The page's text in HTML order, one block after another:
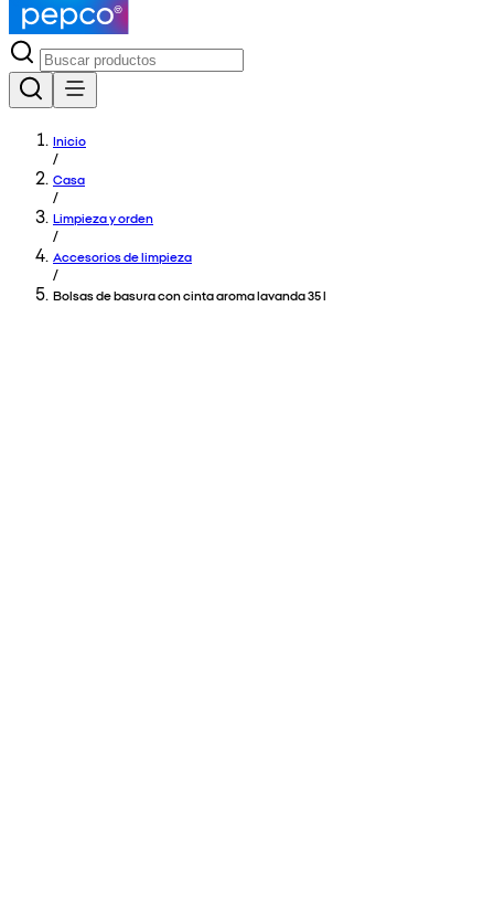
Inicio
/
Casa
/
Limpieza y orden
/
Accesorios de limpieza
/
Bolsas de basura con cinta aroma lavanda 35 l